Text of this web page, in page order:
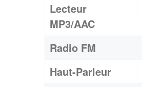
Lecteur
MP3/AAC
Radio FM
Haut-Parleur